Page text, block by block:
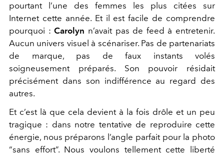
pourtant l’une des femmes les plus citées sur
Internet cette année. Et il est facile de comprendre
pourquoi :Carolyn n’avait pas de feed à entretenir.
Aucun univers visuel à scénariser. Pas de partenariats
de marque, pas de faux instants volés
soigneusement préparés. Son pouvoir résidait
précisément dans son indifférence au regard des
autres.
Et c’est là que cela devient à la fois drôle et un peu
tragique : dans notre tentative de reproduire cette
énergie, nous préparons l’angle parfait pour la photo
“sans effort”. Nous voulons tellement cette liberté